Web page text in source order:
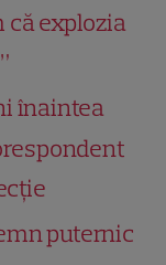
că explozia
înaintea
puternic